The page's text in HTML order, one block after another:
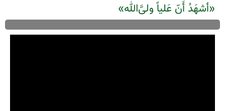
«أشهَدُ أَنّ عَلیاً ولی‌َّالله»